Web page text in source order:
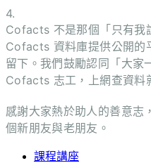
4.
Cofacts 不是那個「只有我
Cofacts 資料庫提供公開的
留下。我們鼓勵認同「大家
Cofacts 志工，上網查資料
感謝大家熱於助人的善意
個新朋友與老朋友。
課程講座